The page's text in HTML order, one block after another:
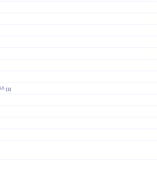
[1]